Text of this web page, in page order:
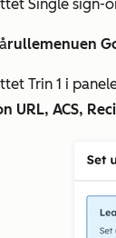
Single sign-
rullemenuen
Trin 1 i
URL, ACS,